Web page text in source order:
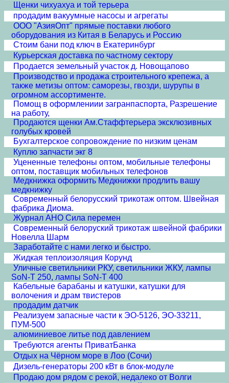
Щенки чихуахуа и той терьера
продадим вакуумные насосы и агрегаты
ООО "АзияОпт" прямые поставки любого
оборудования из Китая в Беларусь и Россию
Стоим бани под ключ в Екатеринбург
Курьерская доставка по частному сектору
Продается земельный участок д. Новощапово
Производство и продажа строительного крепежа, а
также метизы оптом: саморезы, гвозди, шурупы в
огромном ассортименте.
Помощ в оформлениии загранпаспорта, Разрешение
на работу,
Продаются щенки Ам.Стаффтерьера эксклюзивных
голубых кровей
Бухгалтерское сопровождение по низким ценам
Куплю запчасти экг 8
Уцененные телефоны оптом, мобильные телефоны
оптом, поставщик мобильных телефонов
Медкнижка оформить Медкнижки продлить вашу
медкнижку
Современный белорусский трикотаж оптом. Швейная
фабрика Диома.
Журнал АНО Сила перемен
Современный белоруский трикотаж швейной фабрики
Новелла Шарм
Заработайте с нами легко и быстро.
Жидкая теплоизоляция Корунд
Уличные светильники РКУ, светильники ЖКУ, лампы
SoN-T 250, лампы SoN-T 400
Кабельные барабаны и катушки, катушки для
волочения и драм твистеров
продадим датчик
Реализуем запасные части к ЭО-5126, ЭО-33211,
ПУМ-500
алюминиевое литье под давлением
Требуются агенты ПриватБанка
Отдых на Чёрном море в Лоо (Сочи)
Дизель-генераторы 200 кВт в блок-модуле
Продаю дом рядом с рекой, недалеко от Волги